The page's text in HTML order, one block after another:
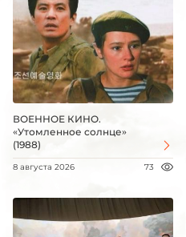
ВОЕННОЕ КИНО.
«Утомленное солнце»
(1988)
8 августа 2026 73